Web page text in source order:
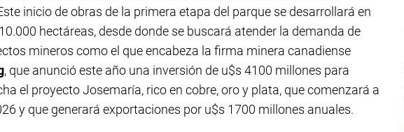
inicio de obras de la primera etapa del parque se desarrollará en
hectáreas, desde donde se buscará atender la demanda de
mineros como el que encabeza la firma minera canadiense
, que anunció este año una inversión de u$s 4100 millones para
el proyecto Josemaría, rico en cobre, oro y plata, que comenzará a
y que generará exportaciones por u$s 1700 millones anuales.